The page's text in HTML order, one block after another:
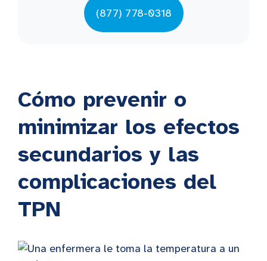
(877) 778-0318
Cómo prevenir o
minimizar los efectos
secundarios y las
complicaciones del
TPN